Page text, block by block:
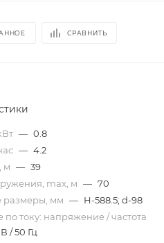
СРАВНИТЬ
— 0.8
— 4.2
м — 39
max, м — 70
размеры, мм — H-588.5; d-98
току: напряжение / частота
/ 50 Гц